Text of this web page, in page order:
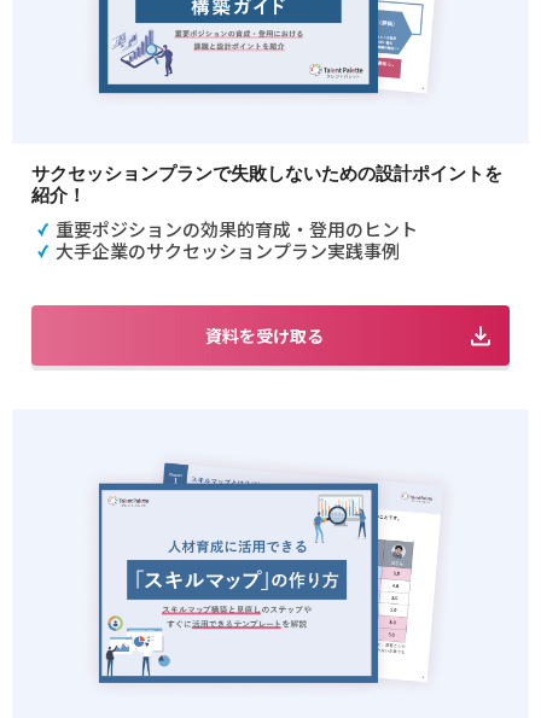
サクセッションプランで失敗しないための設計ポイントを
紹介！
重要ポジションの効果的育成・登用のヒント
大手企業のサクセッションプラン実践事例
資料を受け取る